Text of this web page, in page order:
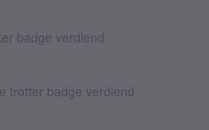
badge verdiend
trotter badge verdiend